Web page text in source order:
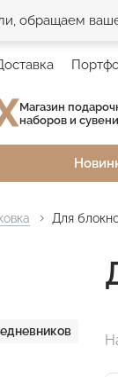
обращаем
Магазин
наборов и
Для